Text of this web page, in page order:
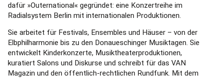
dafür »Outernational« gegründet: eine Konzertreihe im
Radialsystem Berlin mit internationalen Produktionen.
Sie arbeitet für Festivals, Ensembles und Häuser – von der
Elbphilharmonie bis zu den Donaueschinger Musiktagen. Sie
entwickelt Kinderkonzerte, Musiktheaterproduktionen,
kuratiert Salons und Diskurse und schreibt für das VAN
Magazin und den öffentlich-rechtlichen Rundfunk. Mit dem